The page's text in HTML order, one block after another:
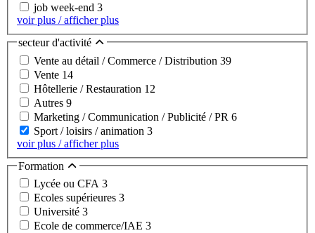
job week-end 3
voir plus / afficher plus
secteur d'activité
Vente au détail / Commerce / Distribution 39
Vente 14
Hôtellerie / Restauration 12
Autres 9
Marketing / Communication / Publicité / PR 6
Sport / loisirs / animation 3
voir plus / afficher plus
Formation
Lycée ou CFA 3
Ecoles supérieures 3
Université 3
Ecole de commerce/IAE 3